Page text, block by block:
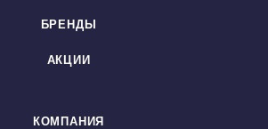
БРЕНДЫ
АКЦИИ
КОМПАНИЯ